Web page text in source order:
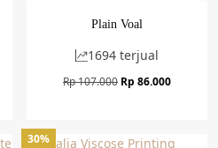
Plain Voal
1694 terjual
Rp107.000 Harga
Rp 86.000Harga
Rp
30%